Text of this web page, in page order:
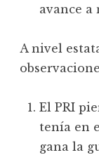
avance
A nivel
El PRI
tenía en
gana la